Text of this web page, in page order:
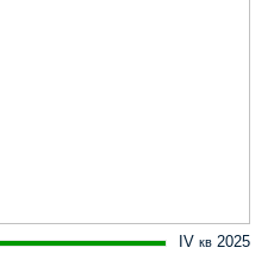
IV кв 2025